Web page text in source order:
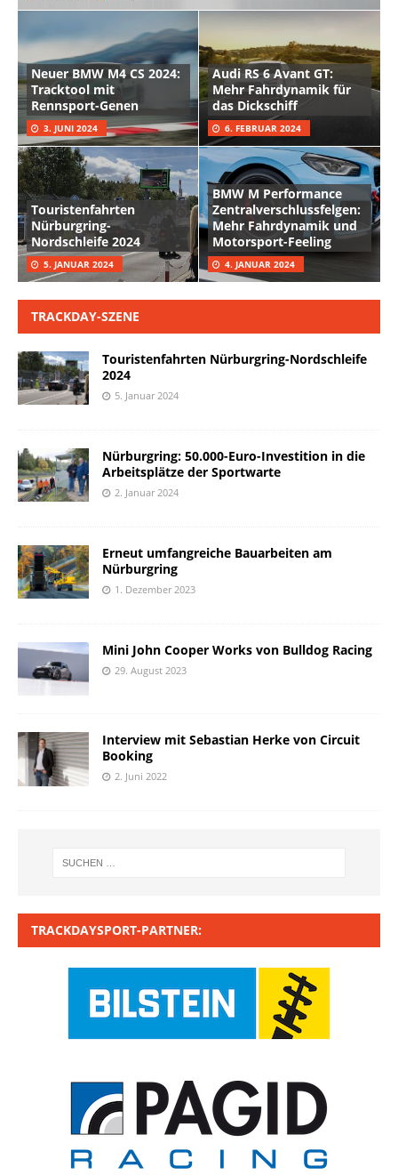
Neuer BMW M4 CS 2024:
Tracktool mit
Rennsport-Genen
3. JUNI 2024
Audi RS 6 Avant GT:
Mehr Fahrdynamik für
das Dickschiff
6. FEBRUAR 2024
Touristenfahrten
Nürburgring-
Nordschleife 2024
5. JANUAR 2024
BMW M Performance
Zentralverschlussfelgen:
Mehr Fahrdynamik und
Motorsport-Feeling
4. JANUAR 2024
TRACKDAY-SZENE
Touristenfahrten Nürburgring-Nordschleife
2024
5. Januar 2024
Nürburgring: 50.000-Euro-Investition in die
Arbeitsplätze der Sportwarte
2. Januar 2024
Erneut umfangreiche Bauarbeiten am
Nürburgring
1. Dezember 2023
Mini John Cooper Works von Bulldog Racing
29. August 2023
Interview mit Sebastian Herke von Circuit
Booking
2. Juni 2022
TRACKDAYSPORT-PARTNER: